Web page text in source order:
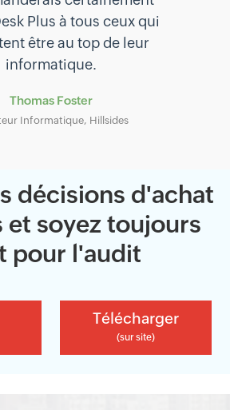
Plus à tous ceux qui
être au top de leur
informatique.
Thomas Foster
Informatique, Hillsides
décisions d'achat
et soyez toujours
pour l'audit
Télécharger
(sur site)